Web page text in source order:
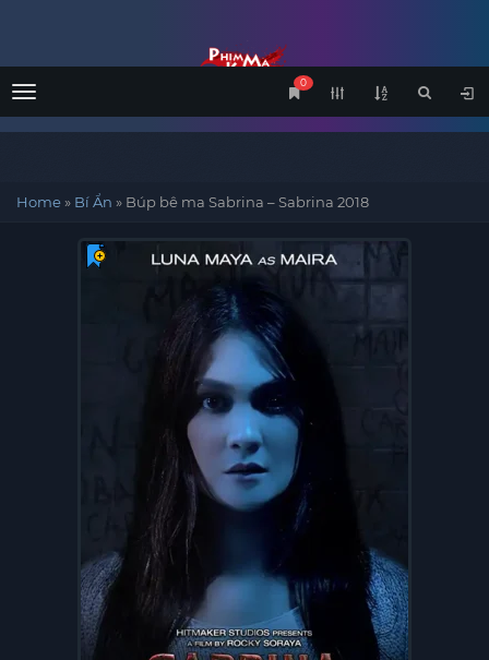
Menu
0
Home» Bí Ẩn » Búp bê ma Sabrina – Sabrina 2018